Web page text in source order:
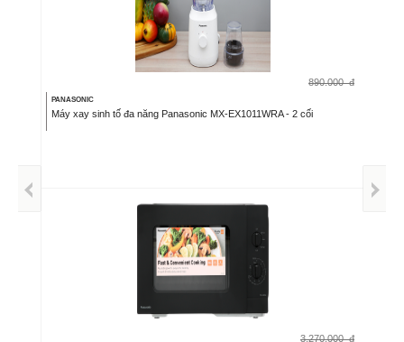
890.000 đ
PANASONIC
Máy xay sinh tố đa năng Panasonic MX-EX1011WRA - 2 cối
3.270.000 đ